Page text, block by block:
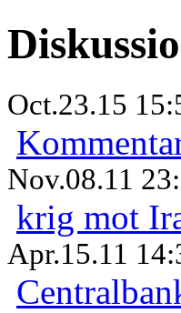
Oct.23.15
Nov.08.11
krig mot
Apr.15.11